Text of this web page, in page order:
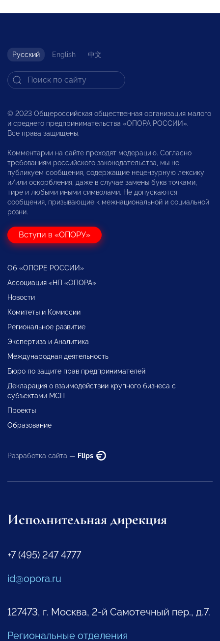
Русский English 中文
© 2023 Общероссийская общественная организация малого
и среднего предпринимательства «ОПОРА РОССИИ».
Все права защищены.
Комментарии на сайте проходят модерацию. Согласно
требованиям российского законодательства, мы не
публикуем сообщения, содержащие нецензурную лексику
и/или оскорбления, даже в случае замены букв точками,
тире и любыми иными символами. Не допускаются
сообщения, призывающие к межнациональной и социальной
розни.
Вступи в «ОПОРУ»
Об «ОПОРЕ РОССИИ»
Ассоциация «НП «ОПОРА»
Новости
Комитеты и Комиссии
Региональное развитие
Экспертиза и Аналитика
Международная деятельность
Бюро по защите прав предпринимателей
Декларация о взаимодействии крупного бизнеса с
субъектами МСП
Проекты
Образование
Разработка сайта — Flips
Исполнительная дирекция
+7 (495) 247 4777
id@opora.ru
127473, г. Москва, 2-й Самотечный пер., д.7.
Региональные отделения